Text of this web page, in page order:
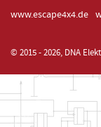
www.escape4x4.de
© 2015 - 2026, DNA